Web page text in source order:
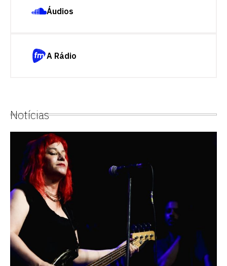
Áudios
A Rádio
Notícias